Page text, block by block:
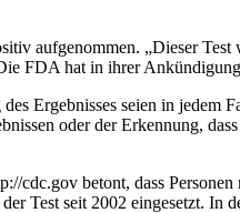
aufgenommen. „Dieser
FDA hat in ihrer
Ergebnisses seien in
oder der Erkennung,
cdc.gov betont, dass
Test seit 2002 eingesetzt.